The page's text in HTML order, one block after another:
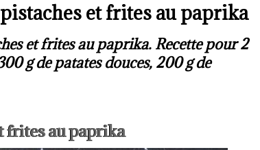
et frites au paprika
et frites au paprika. Recette pour 2
g de patates douces, 200 g de
frites au paprika